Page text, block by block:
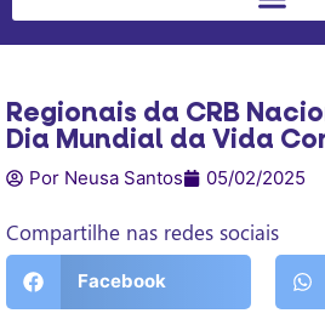
Regionais da CRB
Dia Mundial da Vida
Por Neusa Santos 05/02/2025
Compartilhe nas redes sociais
Facebook